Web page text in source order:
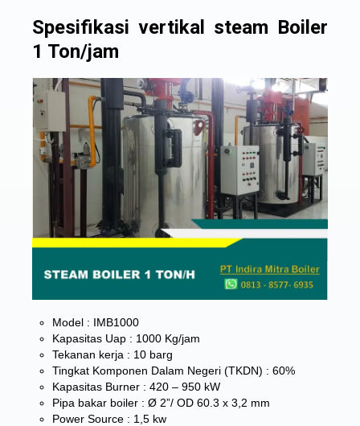
Spesifikasi vertikal steam Boiler
1 Ton/jam
Model : IMB1000
Kapasitas Uap : 1000 Kg/jam
Tekanan kerja : 10 barg
Tingkat Komponen Dalam Negeri (TKDN) : 60%
Kapasitas Burner : 420 – 950 kW
Pipa bakar boiler : Ø 2”/ OD 60.3 x 3,2 mm
Power Source : 1,5 kw